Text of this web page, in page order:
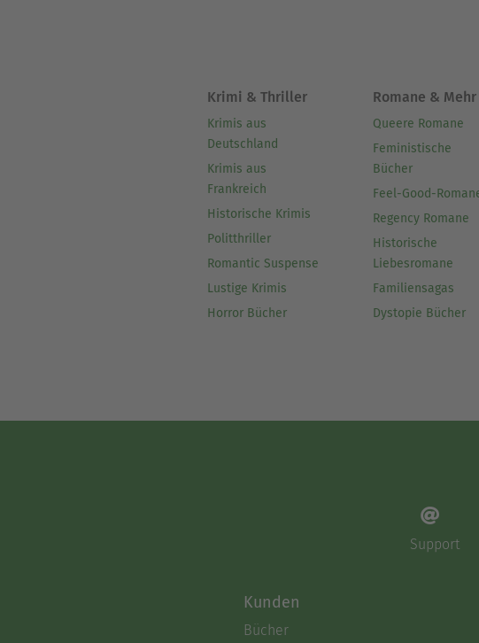
Krimi & Thriller
Krimis aus
Deutschland
Krimis aus
Frankreich
Historische Krimis
Politthriller
Romantic Suspense
Lustige Krimis
Horror Bücher
Romane & Mehr
Queere Romane
Feministische
Bücher
Feel-Good-
Regency Romane
Historische
Liebesromane
Familiensagas
Dystopie Bücher
Support
Kunden
Bücher